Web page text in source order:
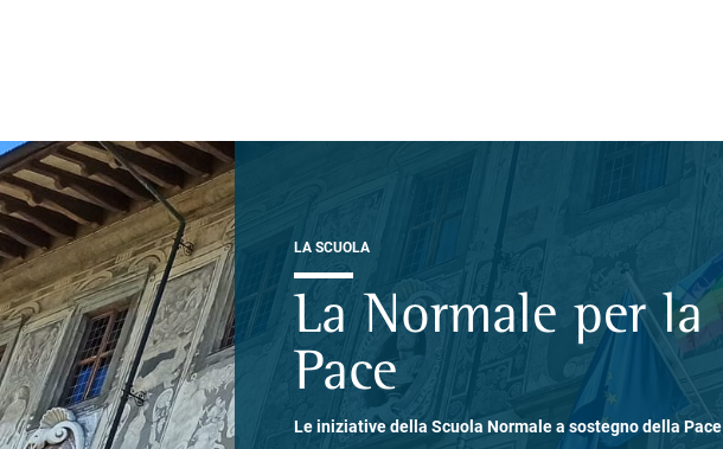
LA SCUOLA
La Normale per la
Pace
Le iniziative della Scuola Normale a sostegno della Pace